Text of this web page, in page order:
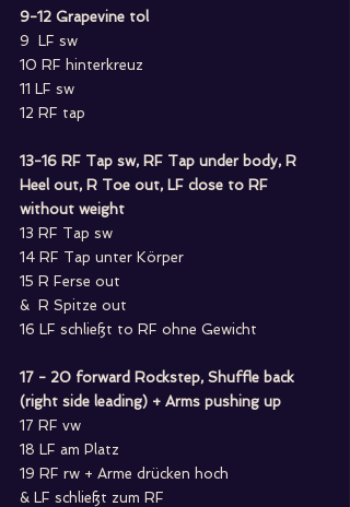
9-12 Grapevine tol
9  LF sw
10 RF hinterkreuz
11 LF sw
12 RF tap
13-16 RF Tap sw, RF Tap under body, R
Heel out, R Toe out, LF close to RF
without weight
13 RF Tap sw
14 RF Tap unter Körper
15 R Ferse out
&  R Spitze out
16 LF schließt to RF ohne Gewicht
17 - 20 forward Rockstep, Shuffle back
(right side leading) + Arms pushing up
17 RF vw
18 LF am Platz
19 RF rw + Arme drücken hoch
& LF schließt zum RF